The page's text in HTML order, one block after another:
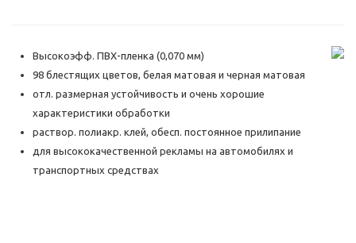
Высокоэфф. ПВХ-пленка (0,070 мм)
98 блестящих цветов, белая матовая и черная матовая
отл. размерная устойчивость и очень хорошие
характеристики обработки
раствор. полиакр. клей, обесп. постоянное прилипание
для высококачественной рекламы на автомобилях и
транспортных средствах